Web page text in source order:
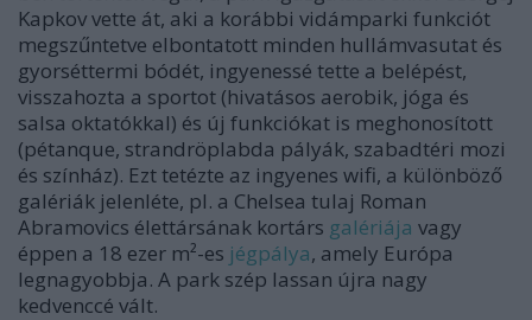
Kapkov vette át, aki a korábbi vidámparki funkciót
megszűntetve elbontatott minden hullámvasutat és
gyorséttermi bódét, ingyenessé tette a belépést,
visszahozta a sportot (hivatásos aerobik, jóga és
salsa oktatókkal) és új funkciókat is meghonosított
(pétanque, strandröplabda pályák, szabadtéri mozi
és színház). Ezt tetézte az ingyenes wifi, a különböző
galériák jelenléte, pl. a Chelsea tulaj Roman
Abramovics élettársának kortárs galériája vagy
éppen a 18 ezer m²-es jégpálya, amely Európa
legnagyobbja. A park szép lassan újra nagy
kedvenccé vált.